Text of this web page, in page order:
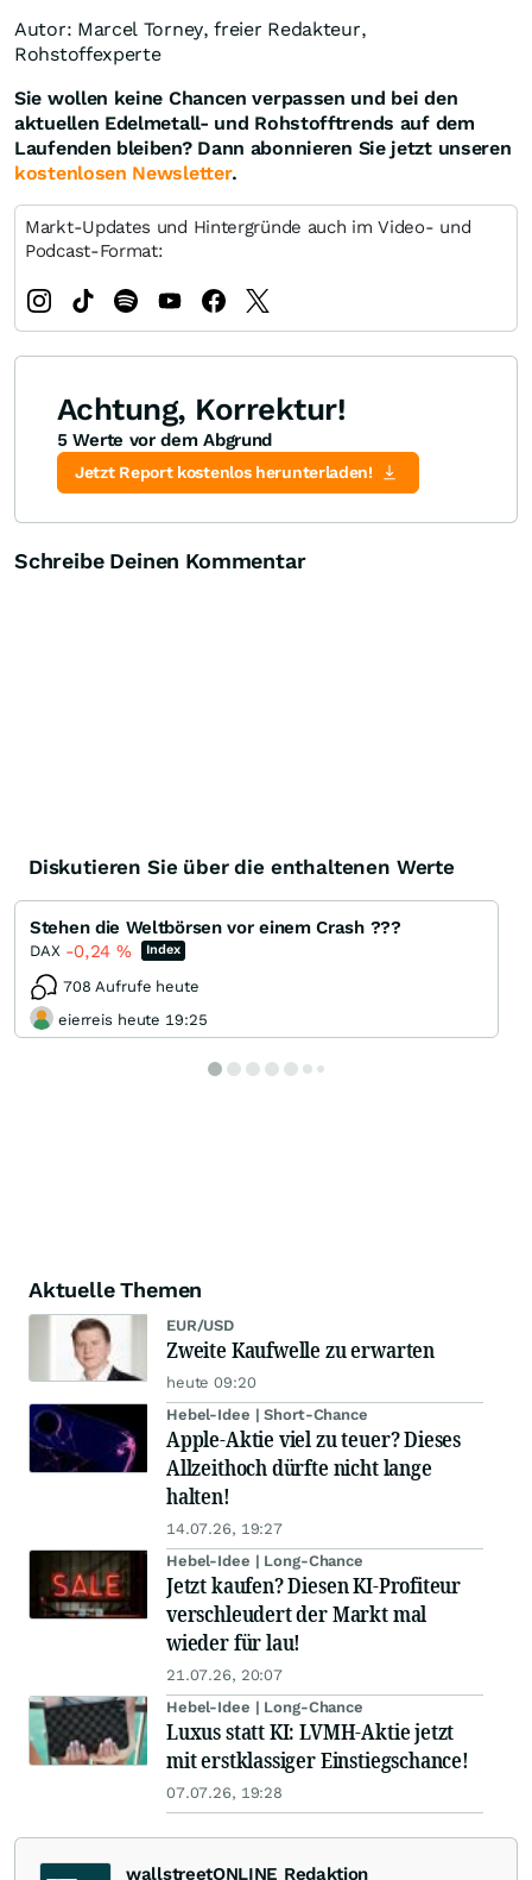
Autor: Marcel Torney, freier Redakteur,
Rohstoffexperte
Sie wollen keine Chancen verpassen und bei den
aktuellen Edelmetall- und Rohstofftrends auf dem
Laufenden bleiben? Dann abonnieren Sie jetzt unseren
kostenlosen Newsletter.
Markt-Updates und Hintergründe auch im Video- und
Podcast-Format:
Achtung, Korrektur!
5 Werte vor dem Abgrund
Jetzt Report kostenlos herunterladen!
Schreibe Deinen Kommentar
Diskutieren Sie über die enthaltenen Werte
Stehen die Weltbörsen vor einem Crash ???
DAX -0,24 % Index
708 Aufrufe heute
eierreis heute 19:25
Aktuelle Themen
EUR/USD
Zweite Kaufwelle zu erwarten
heute 09:20
Hebel-Idee | Short-Chance
Apple-Aktie viel zu teuer? Dieses
Allzeithoch dürfte nicht lange
halten!
14.07.26, 19:27
Hebel-Idee | Long-Chance
Jetzt kaufen? Diesen KI-Profiteur
verschleudert der Markt mal
wieder für lau!
21.07.26, 20:07
Hebel-Idee | Long-Chance
Luxus statt KI: LVMH-Aktie jetzt
mit erstklassiger Einstiegschance!
07.07.26, 19:28
wallstreetONLINE Redaktion